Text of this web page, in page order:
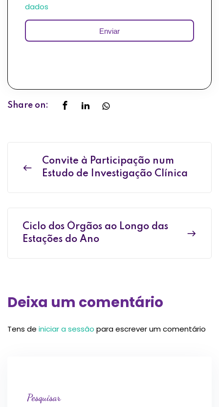
dados
Share on:
Convite à Participação num
Estudo de Investigação Clínica
Ciclo dos Órgãos ao Longo das
Estações do Ano
Deixa um comentário
Tens de iniciar a sessão para escrever um comentário
Pesquisar